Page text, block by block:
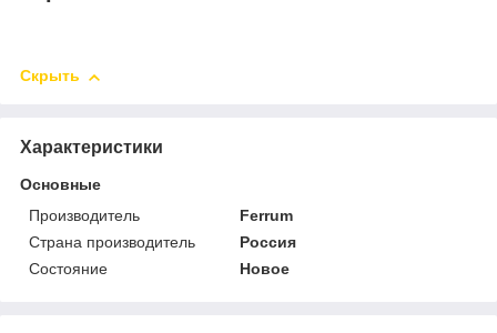
Скрыть
Характеристики
Основные
Производитель
Ferrum
Страна производитель
Россия
Состояние
Новое